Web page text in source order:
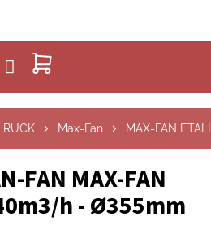
NÁKUPNÍ
KOŠÍK
Max-Fan MAX-FAN
FAN MAX-FAN
h - Ø355mm